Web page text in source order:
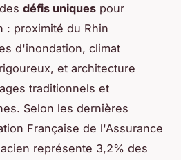
défis uniques pour
: proximité du Rhin
d'inondation, climat
et architecture
traditionnels et
Selon les dernières
Française de l'Assurance
représente 3,2% des